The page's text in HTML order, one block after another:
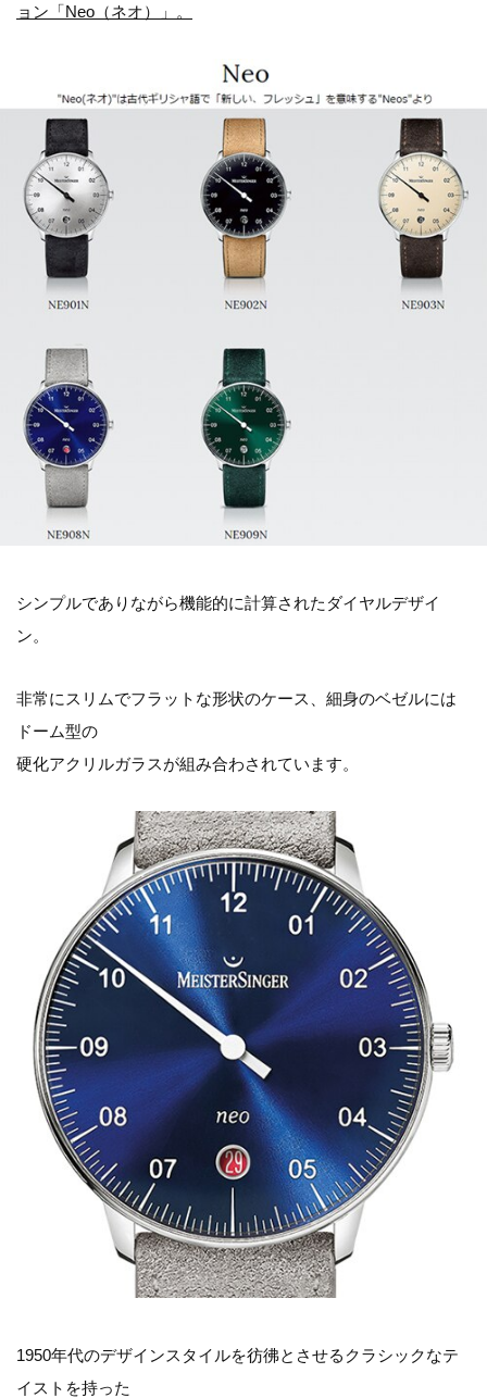
ョン「Neo（ネオ）」。
シンプルでありながら機能的に計算されたダイヤルデザイ
ン。
非常にスリムでフラットな形状のケース、細身のベゼルには
ドーム型の
硬化アクリルガラスが組み合わされています。
1950年代のデザインスタイルを彷彿とさせるクラシックなテ
イストを持った